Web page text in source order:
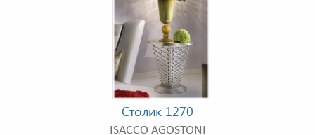
Столик 1270
ISACCO AGOSTONI